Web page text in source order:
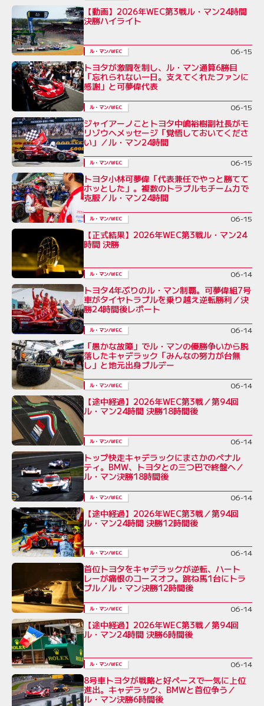
【動画】2026年WEC第3戦ル・マン24時間
決勝ハイライト
ル・マン/WEC 06-15
トヨタが激闘を制し、ル・マン通算6勝目
「忘れられない一日。支えてくれたファンに
感謝」と可夢偉代表
ル・マン/WEC 06-15
ジャイアーノことトヨタ中嶋裕樹副社長がモ
リゾウへメッセージ「覚悟しておいてくださ
い」／ル・マン24時間
ル・マン/WEC 06-15
トヨタ小林可夢偉「代表兼任でやっと勝てて
ホッとした」。複数のトラブルもチーム力で
克服／ル・マン24時間
ル・マン/WEC 06-15
【正式結果】2026年WEC第3戦ル・マン24
時間 決勝
ル・マン/WEC 06-14
トヨタ4年ぶりのル・マン制覇。可夢偉組7号
車がタイヤトラブルを乗り越え逆転勝利／決
勝24時間後レポート
ル・マン/WEC 06-14
「愚かな故障」でル・マンの優勝争いから脱
落したキャデラック「みんなの努力が台無
し」と地元出身ブルデー
ル・マン/WEC 06-14
【途中経過】2026年WEC第3戦／第94回
ル・マン24時間 決勝18時間後
ル・マン/WEC 06-14
トップ快走キャデラックにまさかのペナル
ティ。BMW、トヨタとの三つ巴で終盤へ／
ル・マン決勝18時間後
ル・マン/WEC 06-14
【途中経過】2026年WEC第3戦／第94回
ル・マン24時間 決勝12時間後
ル・マン/WEC 06-14
首位トヨタをキャデラックが逆転、ハート
レーが痛恨のコースオフ。跳ね馬1台にトラ
ブル／ル・マン決勝12時間後
ル・マン/WEC 06-14
【途中経過】2026年WEC第3戦／第94回
ル・マン24時間 決勝6時間後
ル・マン/WEC 06-14
8号車トヨタが戦略と好ペースで一気に上位
進出。キャデラック、BMWと首位争う／
ル・マン決勝6時間後